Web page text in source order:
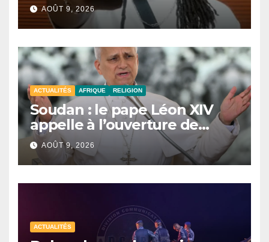
générationnel
AOÛT 9, 2026
ACTUALITÉS AFRIQUE RELIGION
Soudan : le pape Léon XIV
appelle à l’ouverture de
couloirs humanitaires
AOÛT 9, 2026
ACTUALITÉS